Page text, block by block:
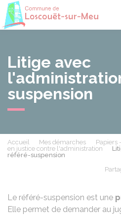
Litige avec
suspension
Accueil Mes démarches Papiers
en justice contre l'administration
référé-suspension
Le référé-suspension est une
Elle permet de demander au